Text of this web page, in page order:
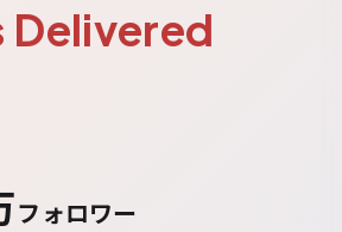
Delivered
フォロワー